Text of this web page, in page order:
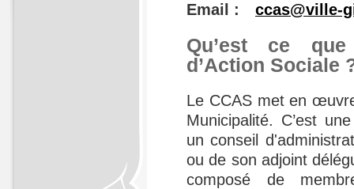
Email :
ccas@ville-
Qu’est ce
d’Action Sociale
Le CCAS met en
Municipalité. C’est
un conseil
ou de son adjoint
composé de